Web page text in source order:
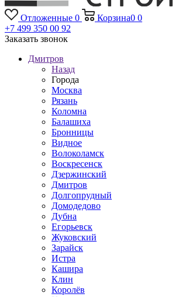
Отложенные 0 Корзина0 0
+7 499 350 00 92
Заказать звонок
Дмитров
Назад
Города
Москва
Рязань
Коломна
Балашиха
Бронницы
Видное
Волоколамск
Воскресенск
Дзержинский
Дмитров
Долгопрудный
Домодедово
Дубна
Егорьевск
Жуковский
Зарайск
Истра
Кашира
Клин
Королёв